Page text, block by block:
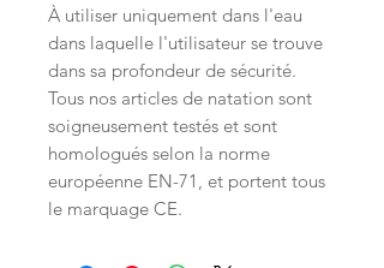
À utiliser uniquement dans l'eau
dans laquelle l'utilisateur se trouve
dans sa profondeur de sécurité.
Tous nos articles de natation sont
soigneusement testés et sont
homologués selon la norme
européenne EN-71, et portent tous
le marquage CE.